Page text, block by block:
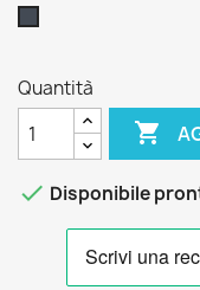
Quantità

 Disponibile